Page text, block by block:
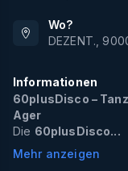
Wo?
DEZENT. ,
Informationen
60plusDisco –
Ager
Die 60plusDisco...
Mehr anzeigen